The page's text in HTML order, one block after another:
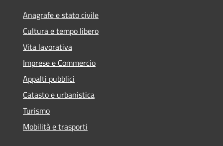
Anagrafe e stato civile
Cultura e tempo libero
Vita lavorativa
Imprese e Commercio
Appalti pubblici
Catasto e urbanistica
Turismo
Mobilità e trasporti